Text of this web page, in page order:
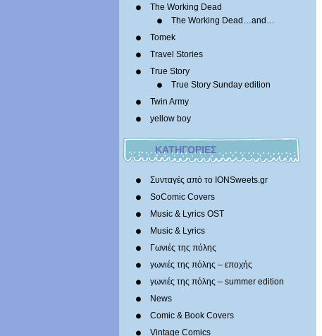
The Working Dead
The Working Dead…and…
Tomek
Travel Stories
True Story
True Story Sunday edition
Twin Army
yellow boy
ΚΑΤΗΓΟΡΙΕΣ
Συνταγές από το IONSweets.gr
SoComic Covers
Music & Lyrics OST
Music & Lyrics
Γωνιές της πόλης
γωνιές της πόλης – εποχής
γωνιές της πόλης – summer edition
News
Comic & Book Covers
Vintage Comics